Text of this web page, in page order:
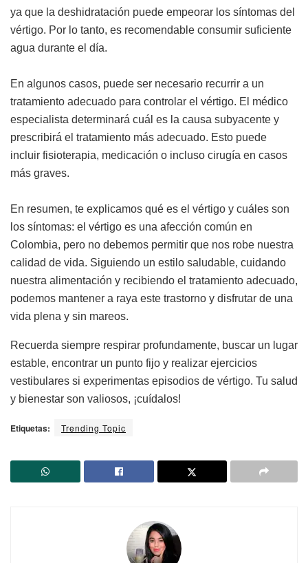
ya que la deshidratación puede empeorar los síntomas del
vértigo. Por lo tanto, es recomendable consumir suficiente
agua durante el día.
En algunos casos, puede ser necesario recurrir a un
tratamiento adecuado para controlar el vértigo. El médico
especialista determinará cuál es la causa subyacente y
prescribirá el tratamiento más adecuado. Esto puede
incluir fisioterapia, medicación o incluso cirugía en casos
más graves.
En resumen, te explicamos qué es el vértigo y cuáles son
los síntomas: el vértigo es una afección común en
Colombia, pero no debemos permitir que nos robe nuestra
calidad de vida. Siguiendo un estilo saludable, cuidando
nuestra alimentación y recibiendo el tratamiento adecuado,
podemos mantener a raya este trastorno y disfrutar de una
vida plena y sin mareos.
Recuerda siempre respirar profundamente, buscar un lugar
estable, encontrar un punto fijo y realizar ejercicios
vestibulares si experimentas episodios de vértigo. Tu salud
y bienestar son valiosos, ¡cuídalos!
Etiquetas: Trending Topic